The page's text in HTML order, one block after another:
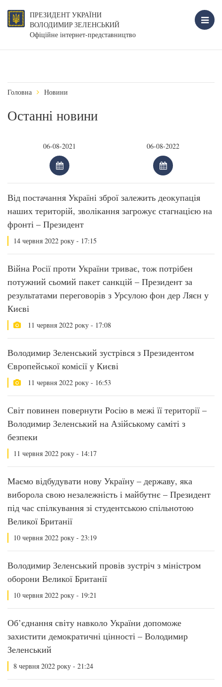
ПРЕЗИДЕНТ УКРАЇНИ
ВОЛОДИМИР ЗЕЛЕНСЬКИЙ
Офіційне інтернет-представництво
Головна Новини
Останні новини
Від постачання Україні зброї залежить деокупація
наших територій, зволікання загрожує стагнацією на
фронті – Президент
14 червня 2022 року - 17:15
Війна Росії проти України триває, тож потрібен
потужний сьомий пакет санкцій – Президент за
результатами переговорів з Урсулою фон дер Ляєн у
Києві
11 червня 2022 року - 17:08
Володимир Зеленський зустрівся з Президентом
Європейської комісії у Києві
11 червня 2022 року - 16:53
Світ повинен повернути Росію в межі її території –
Володимир Зеленський на Азійському саміті з
безпеки
11 червня 2022 року - 14:17
Маємо відбудувати нову Україну – державу, яка
виборола свою незалежність і майбутнє – Президент
під час спілкування зі студентською спільнотою
Великої Британії
10 червня 2022 року - 23:19
Володимир Зеленський провів зустріч з міністром
оборони Великої Британії
10 червня 2022 року - 19:21
Об’єднання світу навколо України допоможе
захистити демократичні цінності – Володимир
Зеленський
8 червня 2022 року - 21:24